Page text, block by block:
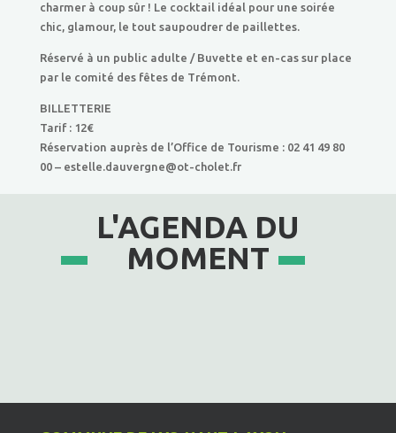
charmer à coup sûr ! Le cocktail idéal pour une soirée
chic, glamour, le tout saupoudrer de paillettes.
Réservé à un public adulte / Buvette et en-cas sur place
par le comité des fêtes de Trémont.
BILLETTERIE
Tarif : 12€
Réservation auprès de l’Office de Tourisme : 02 41 49 80
00 – estelle.dauvergne@ot-cholet.fr
L'AGENDA DU
MOMENT